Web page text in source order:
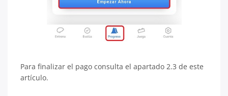
Para finalizar el pago consulta el apartado 2.3 de este
artículo.